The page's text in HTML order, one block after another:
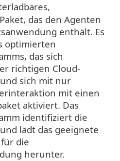
das den Agenten
enthält. Es
optimierten
das sich
richtigen Cloud-
sich mit nur
mit einen
aktiviert. Das
identifiziert die
lädt das geeignete
die
herunter.